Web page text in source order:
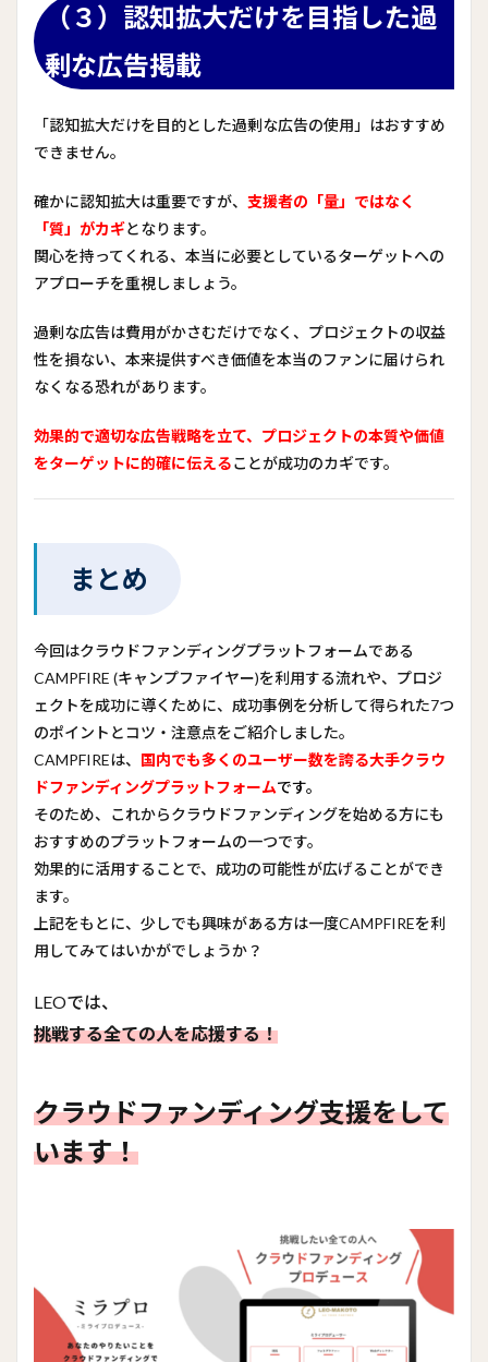
（３）認知拡大だけを目指した過
剰な広告掲載
「認知拡大だけを目的とした過剰な広告の使用」はおすすめ
できません。
確かに認知拡大は重要ですが、 支援者の「量」ではなく
「質」がカギとなります。
関心を持ってくれる、本当に必要としているターゲットへの
アプローチを重視しましょう。
過剰な広告は費用がかさむだけでなく、プロジェクトの収益
性を損ない、本来提供すべき価値を本当のファンに届けられ
なくなる恐れがあります。
効果的で適切な広告戦略を立て、プロジェクトの本質や価値
をターゲットに的確に伝えることが成功のカギです。
まとめ
今回はクラウドファンディングプラットフォームである
CAMPFIRE (キャンプファイヤー)を利用する流れや、プロジ
ェクトを成功に導くために、成功事例を分析して得られた7つ
のポイントとコツ・注意点をご紹介しました。
CAMPFIREは、 国内でも多くのユーザー数を誇る大手クラウ
ドファンディングプラットフォームです。
そのため、これからクラウドファンディングを始める方にも
おすすめのプラットフォームの一つです。
効果的に活用することで、成功の可能性が広げることができ
ます。
上記をもとに、少しでも興味がある方は一度CAMPFIREを利
用してみてはいかがでしょうか？
LEOでは、
挑戦する全ての人を応援する！
クラウドファンディング支援をして
います！